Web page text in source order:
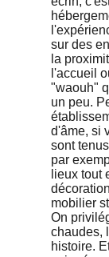
sur des
la
l'accueil
"waouh"
un peu.
d'âme, si
sont
par
lieux tout
mobilier
On
chaudes,
histoire.